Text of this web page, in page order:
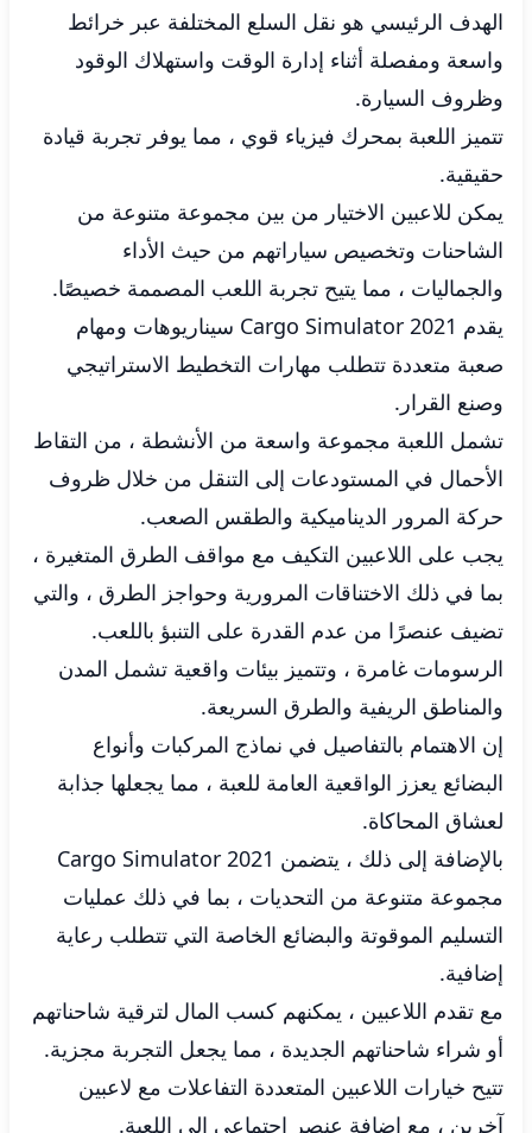
الهدف الرئيسي هو نقل السلع المختلفة عبر خرائط
واسعة ومفصلة أثناء إدارة الوقت واستهلاك الوقود
وظروف السيارة.
تتميز اللعبة بمحرك فيزياء قوي ، مما يوفر تجربة قيادة
حقيقية.
يمكن للاعبين الاختيار من بين مجموعة متنوعة من
الشاحنات وتخصيص سياراتهم من حيث الأداء
والجماليات ، مما يتيح تجربة اللعب المصممة خصيصًا.
يقدم Cargo Simulator 2021 سيناريوهات ومهام
صعبة متعددة تتطلب مهارات التخطيط الاستراتيجي
وصنع القرار.
تشمل اللعبة مجموعة واسعة من الأنشطة ، من التقاط
الأحمال في المستودعات إلى التنقل من خلال ظروف
حركة المرور الديناميكية والطقس الصعب.
يجب على اللاعبين التكيف مع مواقف الطرق المتغيرة ،
بما في ذلك الاختناقات المرورية وحواجز الطرق ، والتي
تضيف عنصرًا من عدم القدرة على التنبؤ باللعب.
الرسومات غامرة ، وتتميز بيئات واقعية تشمل المدن
والمناطق الريفية والطرق السريعة.
إن الاهتمام بالتفاصيل في نماذج المركبات وأنواع
البضائع يعزز الواقعية العامة للعبة ، مما يجعلها جذابة
لعشاق المحاكاة.
بالإضافة إلى ذلك ، يتضمن Cargo Simulator 2021
مجموعة متنوعة من التحديات ، بما في ذلك عمليات
التسليم الموقوتة والبضائع الخاصة التي تتطلب رعاية
إضافية.
مع تقدم اللاعبين ، يمكنهم كسب المال لترقية شاحناتهم
أو شراء شاحناتهم الجديدة ، مما يجعل التجربة مجزية.
تتيح خيارات اللاعبين المتعددة التفاعلات مع لاعبين
آخرين ، مع إضافة عنصر اجتماعي إلى اللعبة.